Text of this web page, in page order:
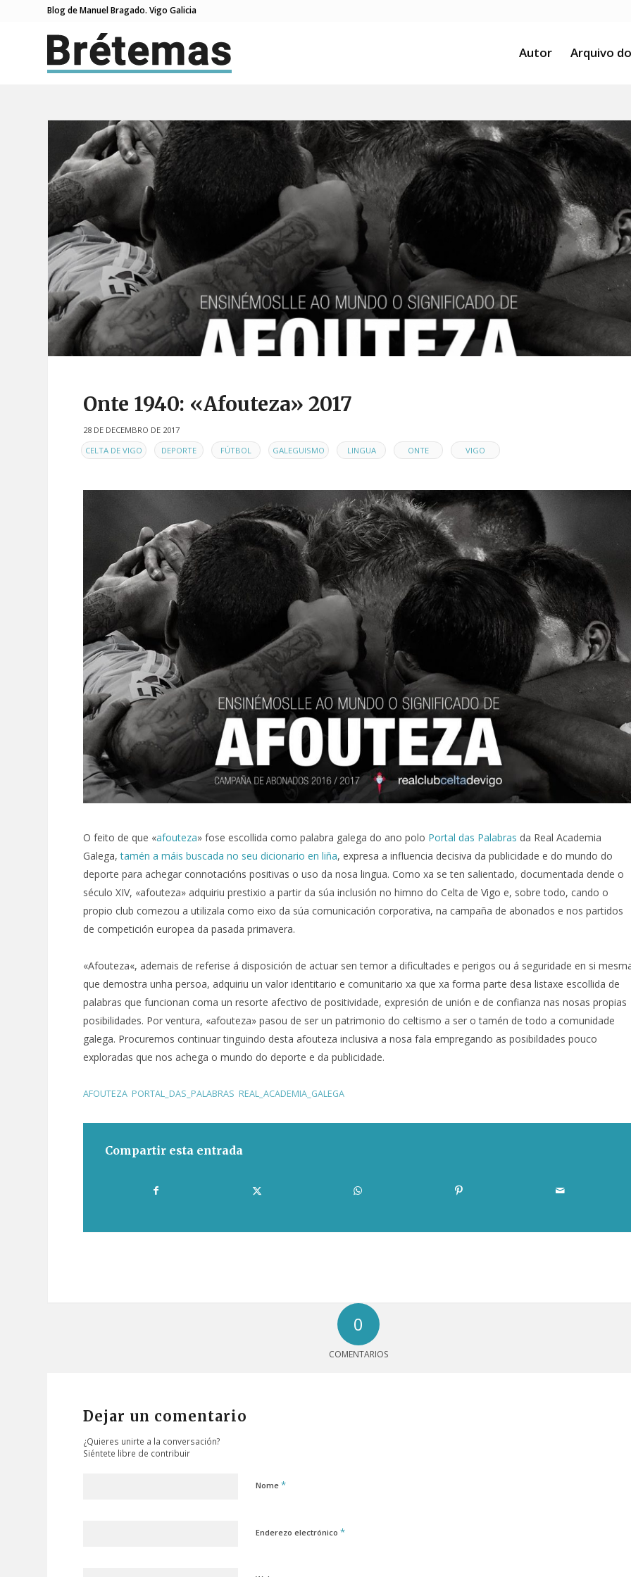
Blog de Manuel Bragado. Vigo Galicia
Autor Arquivo
Onte 1940: «Afouteza» 2017
28 DE DECEMBRO DE 2017
ENCELTA DE VIGO DEPORTE FÚTBOL GALEGUISMO LINGUA ONTE VIGO
O feito de que «afouteza» fose escollida como palabra galega do ano polo Portal das Palabras da Real Academia
Galega,tamén a máis buscada no seu dicionario en liña, expresa a influencia decisiva da publicidade e do mundo do
deporte para achegar connotacións positivas o uso da nosa lingua. Como xa se ten salientado, documentada dende o
século XIV, «afouteza» adquiriu prestixio a partir da súa inclusión no himno do Celta de Vigo e, sobre todo, cando o
propio club comezou a utilizala como eixo da súa comunicación corporativa, na campaña de abonados e nos partidos
de competición europea da pasada primavera.
«Afouteza«, ademais de referise á disposición de actuar sen temor a dificultades e perigos ou á seguridade en si
que demostra unha persoa, adquiriu un valor identitario e comunitario xa que xa forma parte desa listaxe escollida de
palabras que funcionan coma un resorte afectivo de positividade, expresión de unión e de confianza nas nosas propias
posibilidades. Por ventura, «afouteza» pasou de ser un patrimonio do celtismo a ser o tamén de todo a comunidade
galega. Procuremos continuar tinguindo desta afouteza inclusiva a nosa fala empregando as posibildades pouco
exploradas que nos achega o mundo do deporte e da publicidade.
AFOUTEZA PORTAL_DAS_PALABRAS REAL_ACADEMIA_GALEGA
Compartir esta entrada
0
COMENTARIOS
Dejar un comentario
¿Quieres unirte a la conversación?
Siéntete libre de contribuir
Nome *
Enderezo electrónico *